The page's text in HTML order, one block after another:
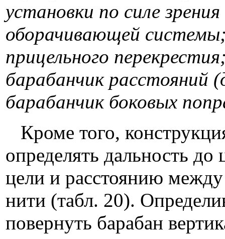
установки по силе
оборачивающей
прицельного
барабанчик расстояний
барабанчик боковых
Кроме того,
определять дальность
цели и расстоянию
нити (табл. 20).
повернуть барабан